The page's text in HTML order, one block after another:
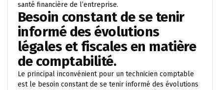
santé financière de l’entreprise.
Besoin constant de se tenir
informé des évolutions
légales et fiscales en matière
de comptabilité.
Le principal inconvénient pour un technicien comptable
est le besoin constant de se tenir informé des évolutions